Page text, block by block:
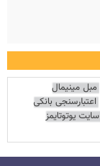
مبل مینیمال
اعتبارسنجی بانکی
سایت یوتوتایمز